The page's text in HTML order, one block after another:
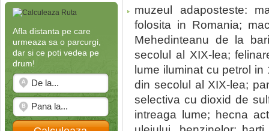
Afla distanta pe care
urmeaza sa o parcurgi,
dar si ce poti vedea pe
drum!
muzeul adaposteste:
folosita in Romania;
Mehedinteanu de la
secolul al XIX-lea;
lume iluminat cu petrol
din secolul al XIX-lea;
selectiva cu dioxid de
intreaga lume; hecna